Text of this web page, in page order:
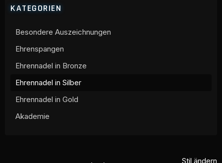
KATEGORIEN
Besondere Auszeichnungen
Ehrenspangen
Ehrennadel in Bronze
Ehrennadel in Silber
Ehrennadel in Gold
Akademie
Stil ändern